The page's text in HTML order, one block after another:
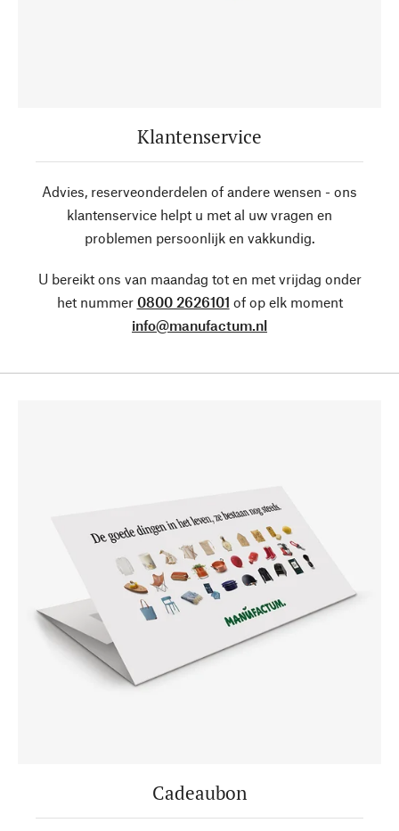
Klantenservice
Advies, reserveonderdelen of andere wensen - ons
klantenservice helpt u met al uw vragen en
problemen persoonlijk en vakkundig.
U bereikt ons van maandag tot en met vrijdag onder
het nummer 0800 2626101 of op elk moment
info@manufactum.nl
Cadeaubon